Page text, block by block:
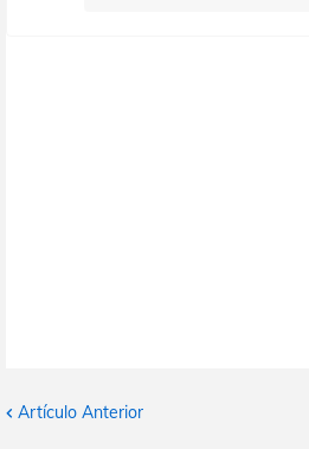
Artículo Anterior